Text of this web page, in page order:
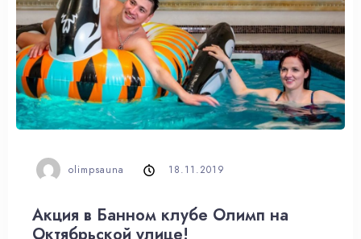
olimpsauna 18.11.2019
Акция в Банном клубе Олимп на